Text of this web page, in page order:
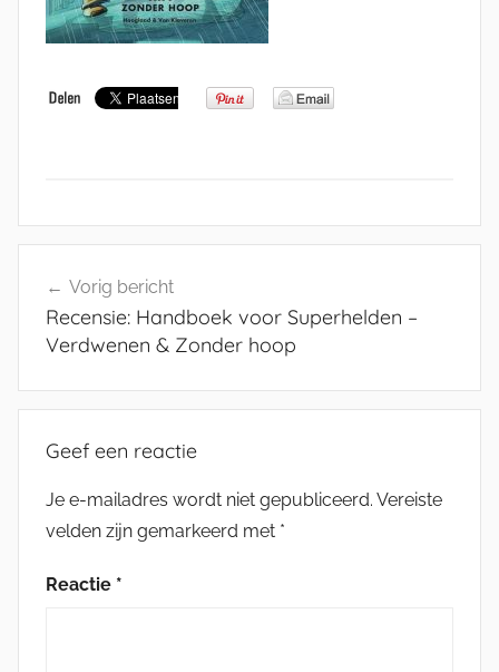
navigatie
Vorig bericht
Recensie: Handboek voor Superhelden –
Verdwenen & Zonder hoop
Geef een reactie
Je e-mailadres wordt niet gepubliceerd. Vereiste
velden zijn gemarkeerd met *
Reactie *